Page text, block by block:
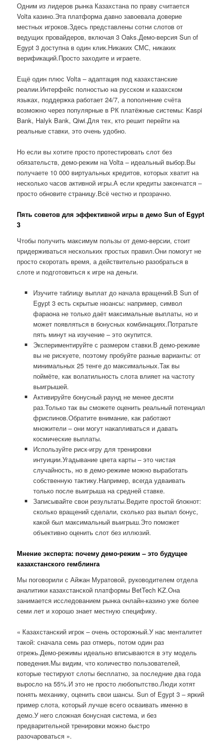
Одним из лидеров рынка Казахстана по праву считается
Volta казино.Эта платформа давно завоевала доверие
местных игроков.Здесь представлены сотни слотов от
ведущих провайдеров, включая 3 Oaks.Демо-версия Sun of
Egypt 3 доступна в один клик.Никаких СМС, никаких
верификаций.Просто заходите и играете.
Ещё один плюс Volta – адаптация под казахстанские
реалии.Интерфейс полностью на русском и казахском
языках, поддержка работает 24/7, а пополнение счёта
возможно через популярные в РК платёжные системы: Kaspi
Bank, Halyk Bank, Qiwi.Для тех, кто решит перейти на
реальные ставки, это очень удобно.
Но если вы хотите просто протестировать слот без
обязательств, демо-режим на Volta – идеальный выбор.Вы
получаете 10 000 виртуальных кредитов, которых хватит на
несколько часов активной игры.А если кредиты закончатся –
просто обновите страницу.Всё честно и прозрачно.
Пять советов для эффективной игры в демо Sun of Egypt
3
Чтобы получить максимум пользы от демо-версии, стоит
придерживаться нескольких простых правил.Они помогут не
просто скоротать время, а действительно разобраться в
слоте и подготовиться к игре на деньги.
Изучите таблицу выплат до начала вращений.В Sun of
Egypt 3 есть скрытые нюансы: например, символ
фараона не только даёт максимальные выплаты, но и
может появляться в бонусных комбинациях.Потратьте
пять минут на изучение – это окупится.
Экспериментируйте с размером ставки.В демо-режиме
вы не рискуете, поэтому пробуйте разные варианты: от
минимальных 25 тенге до максимальных.Так вы
поймёте, как волатильность слота влияет на частоту
выигрышей.
Активируйте бонусный раунд не менее десяти
раз.Только так вы сможете оценить реальный потенциал
фриспинов.Обратите внимание, как работают
множители – они могут накапливаться и давать
космические выплаты.
Используйте риск-игру для тренировки
интуиции.Угадывание цвета карты – это чистая
случайность, но в демо-режиме можно выработать
собственную тактику.Например, всегда удваивать
только после выигрыша на средней ставке.
Записывайте свои результаты.Ведите простой блокнот:
сколько вращений сделали, сколько раз выпал бонус,
какой был максимальный выигрыш.Это поможет
объективно оценить слот без иллюзий.
Мнение эксперта: почему демо-режим – это будущее
казахстанского гемблинга
Мы поговорили с Айжан Муратовой, руководителем отдела
аналитики казахстанской платформы BetTech KZ.Она
занимается исследованием рынка онлайн-казино уже более
семи лет и хорошо знает местную специфику.
« Казахстанский игрок – очень осторожный.У нас менталитет
такой: сначала семь раз отмерь, потом один раз
отрежь.Демо-режимы идеально вписываются в эту модель
поведения.Мы видим, что количество пользователей,
которые тестируют слоты бесплатно, за последние два года
выросло на 55%.И это не просто любопытство.Люди хотят
понять механику, оценить свои шансы. Sun of Egypt 3 – яркий
пример слота, который лучше всего осваивать именно в
демо.У него сложная бонусная система, и без
предварительной тренировки можно быстро
разочароваться ».